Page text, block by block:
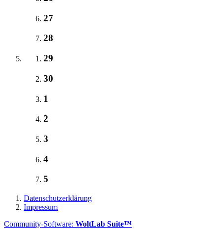
27
28
29
30
1
2
3
4
5
Datenschutzerklärung
Impressum
Community-Software: WoltLab Suite™